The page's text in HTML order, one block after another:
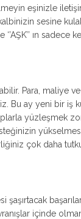
eşinizle
kalbinizin sesine
ın
Para, maliye
ay yeni bir iş
yüzleşmek
çok daha
içinde